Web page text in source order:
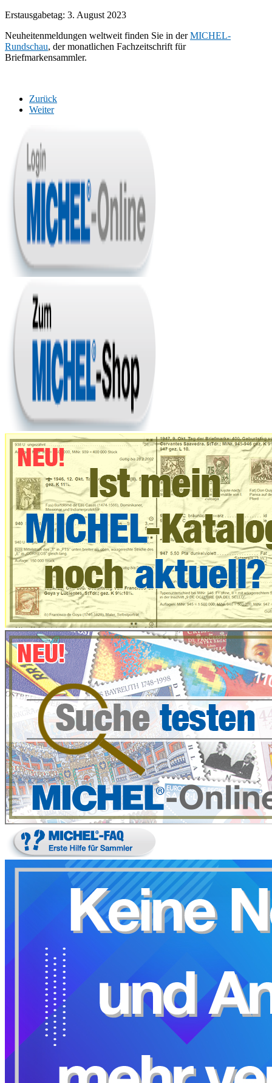
Erstausgabetag: 3. August 2023
Neuheitenmeldungen weltweit finden Sie in derMICHEL-
Rundschau, der monatlichen Fachzeitschrift für
Briefmarkensammler.
Zurück
Weiter